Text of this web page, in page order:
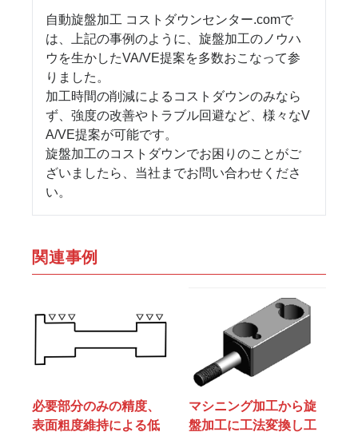
自動旋盤加工 コストダウンセンター.comで
は、上記の事例のように、旋盤加工のノウハ
ウを生かしたVA/VE提案を多数おこなって参
りました。
加工時間の削減によるコストダウンのみなら
ず、強度の改善やトラブル回避など、様々なV
A/VE提案が可能です。
旋盤加工のコストダウンでお困りのことがご
ざいましたら、当社までお問い合わせくださ
い。
関連事例
必要部分のみの精度、
表面粗度維持による低
マシニング加工から旋
盤加工に工法変換し工